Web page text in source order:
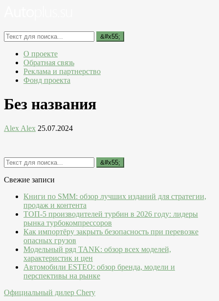
О проекте
Обратная связь
Реклама и партнерство
Фонд проекта
Без названия
Alex Alex 25.07.2024
Свежие записи
Книги по SMM: обзор лучших изданий для стратегии,
продаж и контента
ТОП-5 производителей турбин в 2026 году: лидеры
рынка турбокомпрессоров
Как импортёру закрыть безопасность при перевозке
опасных грузов
Модельный ряд TANK: обзор всех моделей,
характеристик и цен
Автомобили ESTEO: обзор бренда, модели и
перспективы на рынке
Официальный дилер Chery